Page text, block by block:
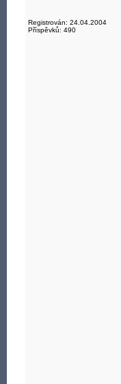
Registrován: 24.04.2004
Příspěvků: 490